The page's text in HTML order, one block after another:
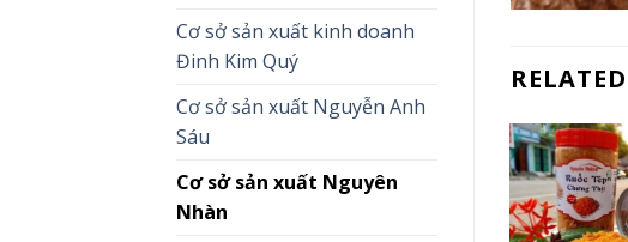
Cơ sở sản xuất kinh doanh
Đinh Kim Quý
Cơ sở sản xuất Nguyễn Anh
Sáu
Cơ sở sản xuất Nguyên
Nhàn